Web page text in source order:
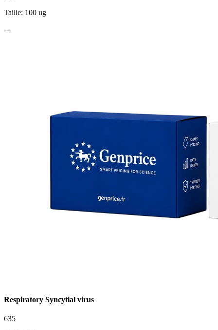
Taille: 100 ug
---
Respiratory Syncytial virus
635